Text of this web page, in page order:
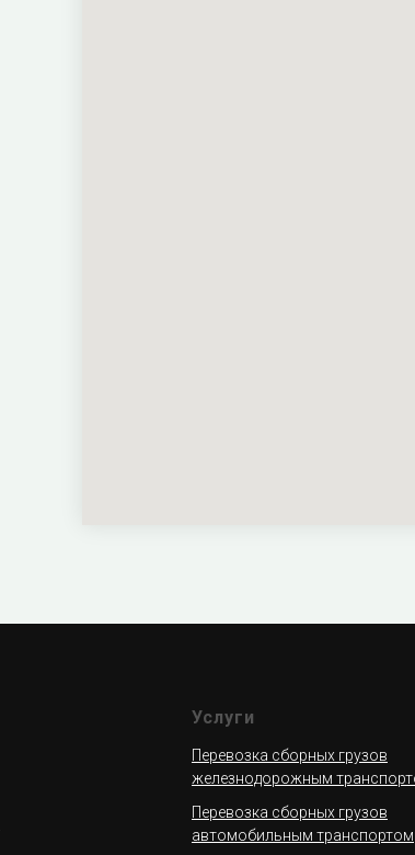
Услуги
Перевозка сборных грузов
железнодорожным
Перевозка сборных грузов
автомобильным транспортом